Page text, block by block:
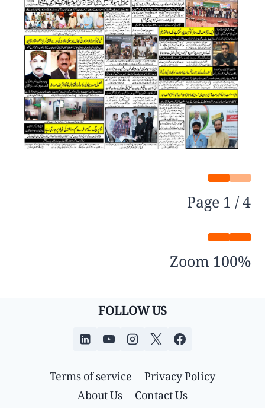
Page1/4
Zoom100%
FOLLOW US
Privacy Policy
Terms of service
Contact Us
About Us